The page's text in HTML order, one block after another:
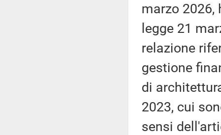
marzo 2026,
legge 21
relazione
gestione
di
2023, cui
sensi